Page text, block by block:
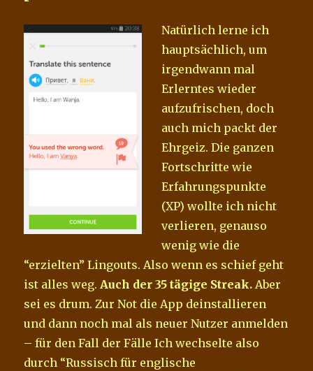
Natürlich lerne ich
hauptsächlich, um
irgendwann mal
Erlerntes wieder
aufzufrischen, doch
auch mich packt der
Ehrgeiz. Die ganzen
Fortschritte wie
Erfahrungspunkte
(XP) wollte ich nicht
verlieren, genauso
wenig wie die
“erzielten” Lingouts. Also wenn es schief geht
ist alles weg.Auch der 35 tägige Streak. Aber
sei es drum. Zur Not die App deinstallieren
und dann noch mal als neuer Nutzer anmelden
– für den Fall der Fälle Ich wechselte also
durch “Russisch für englische